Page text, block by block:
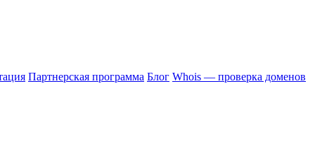
Партнерская программа Блог Whois — проверка доменов